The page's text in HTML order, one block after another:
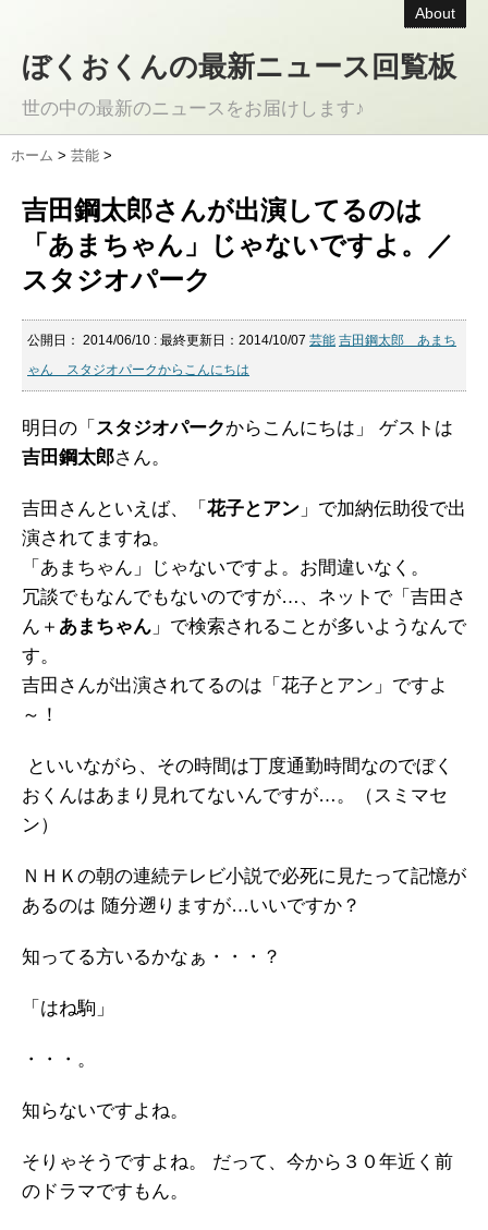
About
ぼくおくんの最新ニュース回覧板
世の中の最新のニュースをお届けします♪
ホーム > 芸能 >
吉田鋼太郎さんが出演してるのは
「あまちゃん」じゃないですよ。／
スタジオパーク
公開日： 2014/06/10 : 最終更新日：2014/10/07 芸能 吉田鋼太郎 あまち
ゃん スタジオパークからこんにちは
明日の「 スタジオパークからこんにちは」 ゲストは
吉田鋼太郎さん。
吉田さんといえば、「 花子とアン 」で加納伝助役で出
演されてますね。
「あまちゃん」じゃないですよ。お間違いなく。
冗談でもなんでもないのですが…、ネットで「吉田さ
ん＋ あまちゃん 」で検索されることが多いようなんで
す。
吉田さんが出演されてるのは「花子とアン」ですよ
～！
といいながら、その時間は丁度通勤時間なのでぼく
おくんはあまり見れてないんですが…。（スミマセ
ン）
ＮＨＫの朝の連続テレビ小説で必死に見たって記憶が
あるのは 随分遡りますが…いいですか？
知ってる方いるかなぁ・・・？
「はね駒」
・・・。
知らないですよね。
そりゃそうですよね。 だって、今から３０年近く前
のドラマですもん。